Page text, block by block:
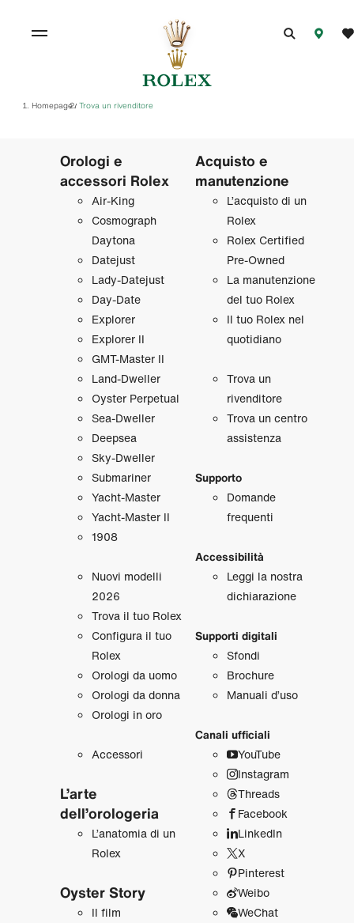
Homepage/ Trova un rivenditore
Orologi e
accessori Rolex
Air‑King
Cosmograph
Daytona
Datejust
Lady‑Datejust
Day‑Date
Explorer
Explorer II
GMT‑Master II
Land‑Dweller
Oyster Perpetual
Sea‑Dweller
Deepsea
Sky‑Dweller
Submariner
Yacht‑Master
Yacht‑Master II
1908
Nuovi modelli
2026
Trova il tuo Rolex
Configura il tuo
Rolex
Orologi da uomo
Orologi da donna
Orologi in oro
Accessori
L’arte
dell’orologeria
L’anatomia di un
Rolex
Oyster Story
Il film
Acquisto e
manutenzione
L’acquisto di un
Rolex
Rolex Certified
Pre‑Owned
La manutenzione
del tuo Rolex
Il tuo Rolex nel
quotidiano
Trova un
rivenditore
Trova un centro
assistenza
Supporto
Domande
frequenti
Accessibilità
Leggi la nostra
dichiarazione
Supporti digitali
Sfondi
Brochure
Manuali d’uso
Canali ufficiali
YouTube
Instagram
Threads
Facebook
LinkedIn
X
Pinterest
Weibo
WeChat